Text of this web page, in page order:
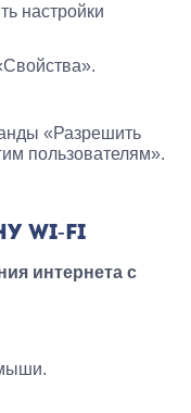
настройки
«Разрешить
пользователям».
WI-FI
интернета с